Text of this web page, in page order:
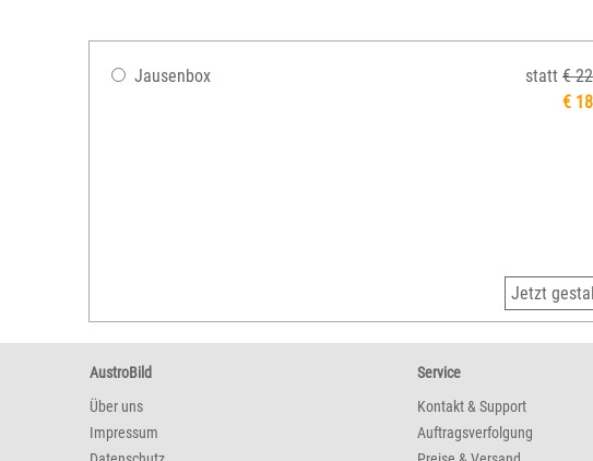
Jausenbox statt €
€
Jetzt
AustroBild
Über uns
Impressum
Service
Kontakt & Support
Auftragsverfolgung